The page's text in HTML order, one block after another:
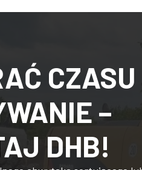
–
DHB!